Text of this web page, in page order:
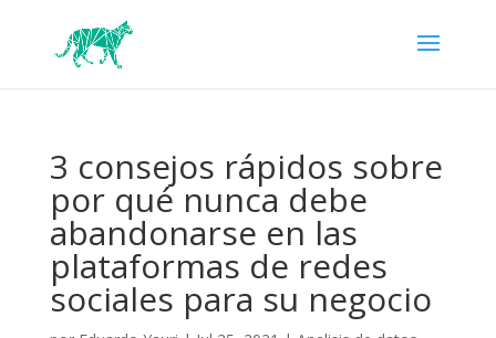
3 consejos rápidos sobre
por qué nunca debe
abandonarse en las
plataformas de redes
sociales para su negocio